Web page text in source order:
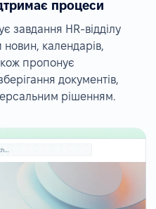
процеси
HR-відділу
календарів,
пропонує
документів,
рішенням.